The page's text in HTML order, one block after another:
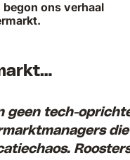
begon ons verhaal
geen tech-
die